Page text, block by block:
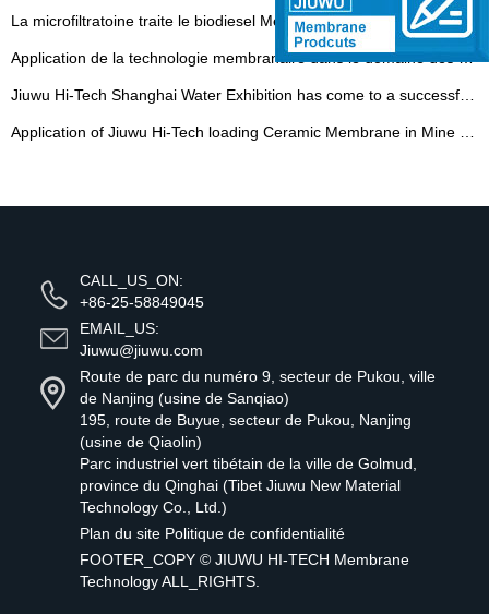
La microfiltratoine traite le biodiesel Membrane en céramique
CALL_US_ON:
+86-25-58849045
EMAIL_US:
Jiuwu@jiuwu.com
Route de parc du numéro 9, secteur de Pukou, ville
de Nanjing (usine de Sanqiao)
195, route de Buyue, secteur de Pukou, Nanjing
(usine de Qiaolin)
Parc industriel vert tibétain de la ville de Golmud,
province du Qinghai (Tibet Jiuwu New Material
Technology Co., Ltd.)
Plan du site Politique de confidentialité
FOOTER_COPY © JIUWU HI-TECH Membrane
TechnologyALL_RIGHTS.